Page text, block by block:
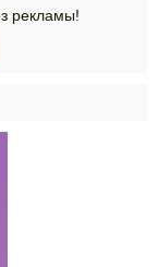
рекламы!